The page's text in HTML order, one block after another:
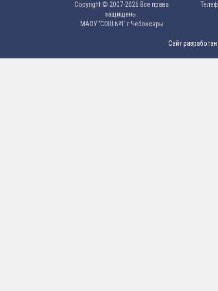
Copyright © 2007-2026 Все права
защищены.
МAОУ 'CОШ №1' г.Чебоксары
Сайт